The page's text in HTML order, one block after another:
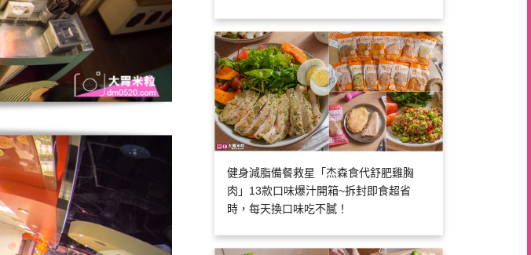
健身減脂備餐救星「杰森食代舒肥雞胸
肉」13款口味爆汁開箱~拆封即食超省
時，每天換口味吃不膩！